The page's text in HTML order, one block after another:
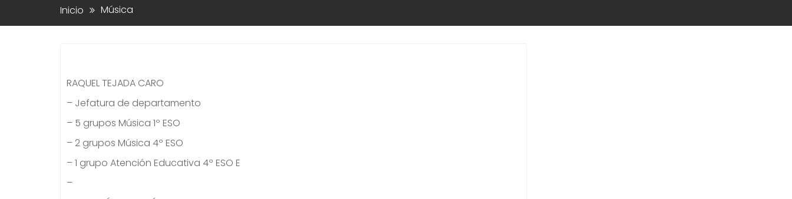
Inicio Música
RAQUEL TEJADA CARO
– Jefatura de departamento
– 5 grupos Música 1º ESO
– 2 grupos Música 4º ESO
– 1 grupo Atención Educativa 4º ESO E
–